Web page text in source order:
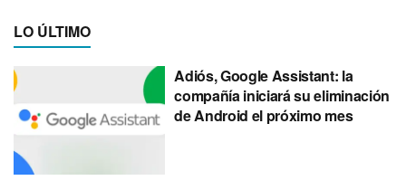
LO ÚLTIMO
Adiós, Google Assistant: la
compañía iniciará su eliminación
de Android el próximo mes